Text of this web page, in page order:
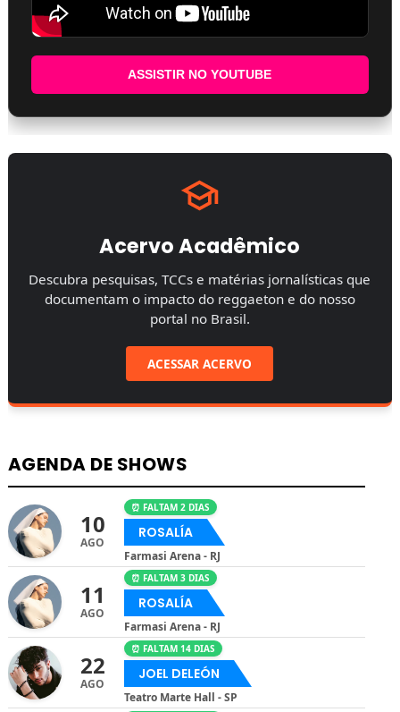
ASSISTIR NO YOUTUBE
Acervo Acadêmico
Descubra pesquisas, TCCs e matérias jornalísticas que
documentam o impacto do reggaeton e do nosso
portal no Brasil.
ACESSAR ACERVO
AGENDA DE SHOWS
10
AGO
⏰ FALTAM 2 DIAS
ROSALÍA
Farmasi Arena - RJ
11
AGO
⏰ FALTAM 3 DIAS
ROSALÍA
Farmasi Arena - RJ
22
AGO
⏰ FALTAM 14 DIAS
JOEL DELEÓN
Teatro Marte Hall - SP